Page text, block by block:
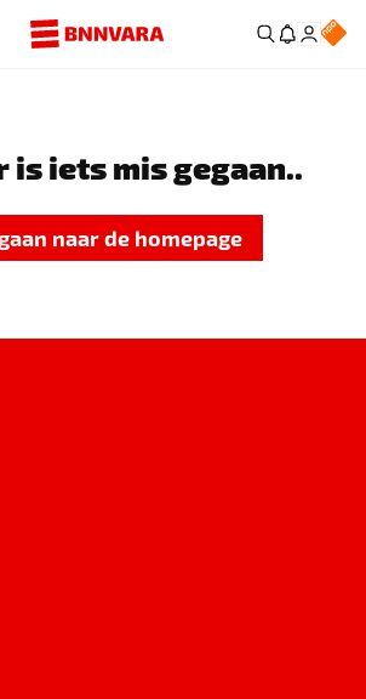
is iets mis gegaan..
naar de homepage